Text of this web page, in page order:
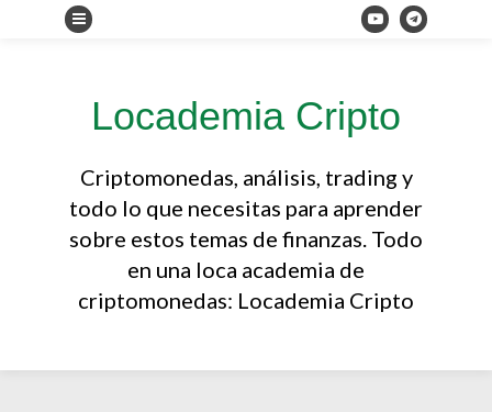
Locademia Cripto
Criptomonedas, análisis, trading y
todo lo que necesitas para aprender
sobre estos temas de finanzas. Todo
en una loca academia de
criptomonedas: Locademia Cripto